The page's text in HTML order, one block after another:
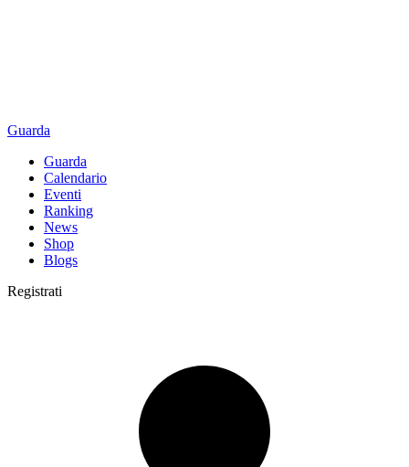
Guarda
Guarda
Calendario
Eventi
Ranking
News
Shop
Blogs
Registrati